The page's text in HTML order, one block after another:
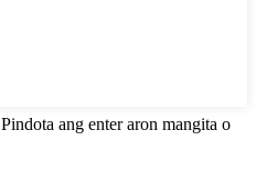
Pindota ang enter aron mangita o